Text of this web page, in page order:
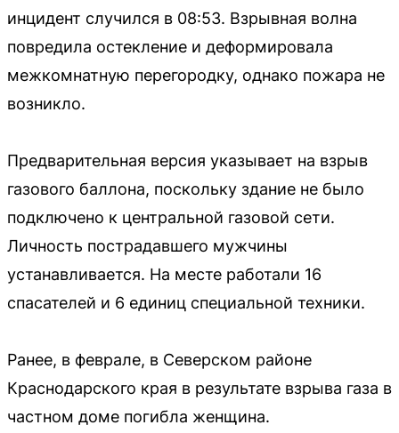
инцидент случился в 08:53. Взрывная волна
повредила остекление и деформировала
межкомнатную перегородку, однако пожара не
возникло.
Предварительная версия указывает на взрыв
газового баллона, поскольку здание не было
подключено к центральной газовой сети.
Личность пострадавшего мужчины
устанавливается. На месте работали 16
спасателей и 6 единиц специальной техники.
Ранее, в феврале, в Северском районе
Краснодарского края в результате взрыва газа в
частном доме погибла женщина.